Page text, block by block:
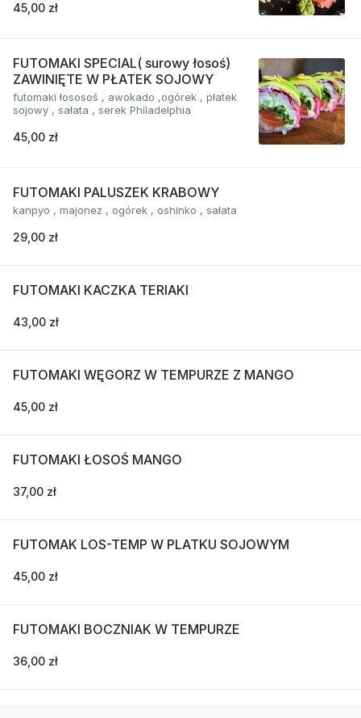
45,00 zł
FUTOMAKI SPECIAL( surowy łosoś)
ZAWINIĘTE W PŁATEK SOJOWY
futomaki łososoś , awokado ,ogórek , płatek
sojowy , sałata , serek Philadelphia
45,00 zł
FUTOMAKI PALUSZEK KRABOWY
kanpyo , majonez , ogórek , oshinko , sałata
29,00 zł
FUTOMAKI KACZKA TERIAKI
43,00 zł
FUTOMAKI WĘGORZ W TEMPURZE Z MANGO
45,00 zł
FUTOMAKI ŁOSOŚ MANGO
37,00 zł
FUTOMAK LOS-TEMP W PLATKU SOJOWYM
45,00 zł
FUTOMAKI BOCZNIAK W TEMPURZE
36,00 zł